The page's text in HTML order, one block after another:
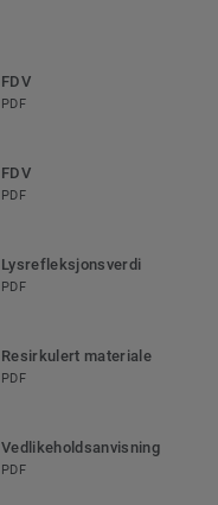
FDV
PDF
FDV
PDF
Lysrefleksjonsverdi
PDF
Resirkulert materiale
PDF
Vedlikeholdsanvisning
PDF